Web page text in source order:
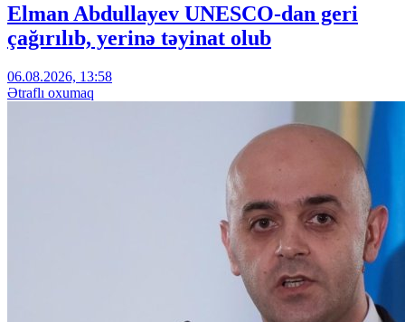
Elman Abdullayev UNESCO-dan geri
çağırılıb, yerinə təyinat olub
06.08.2026, 13:58
Ətraflı oxumaq